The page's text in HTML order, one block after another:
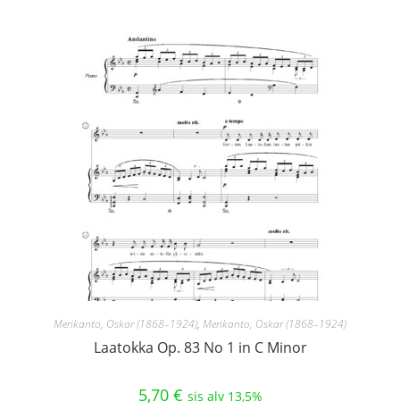
Merikanto, Oskar (1868–1924), Merikanto, Oskar (1868–1924)
Laatokka Op. 83 No 1 in C Minor
5,70 € sis alv 13,5%